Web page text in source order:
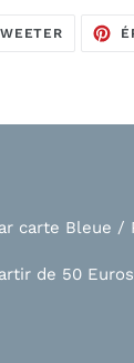
carte Bleue /
de 50